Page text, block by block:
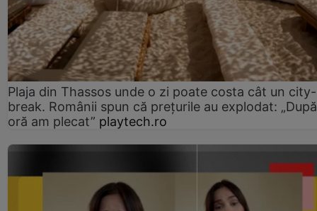
Plaja din Thassos unde o zi poate costa cât un city-
break. Românii spun că prețurile au explodat:
oră am plecat” playtech.ro